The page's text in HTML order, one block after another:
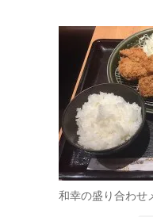
和幸の盛り合わせ